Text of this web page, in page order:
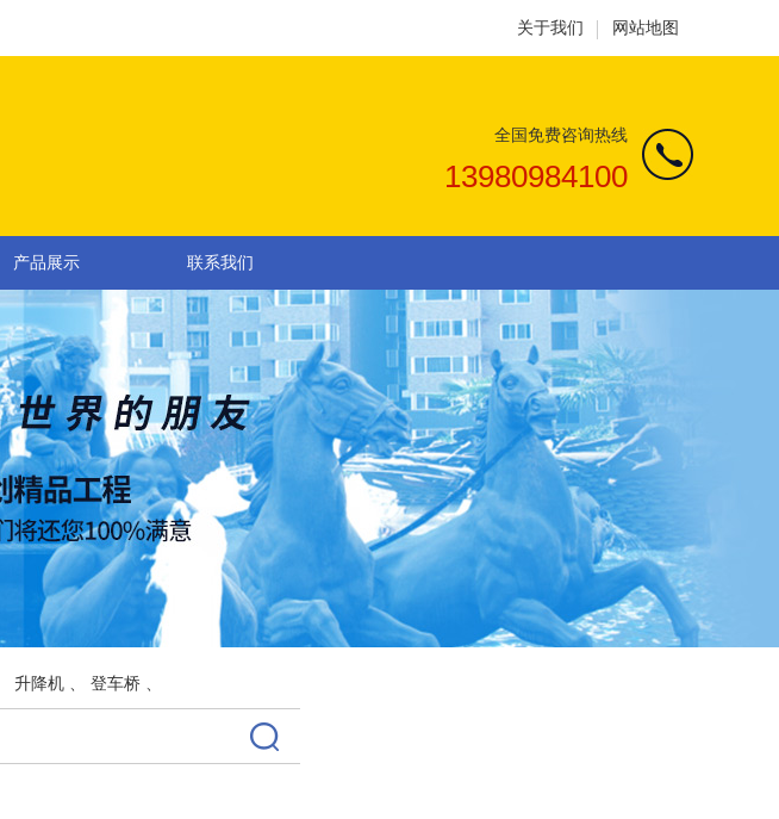
关于我们 网站地图
全国免费咨询热线
13980984100
产品展示 联系我们
升降机 登车桥